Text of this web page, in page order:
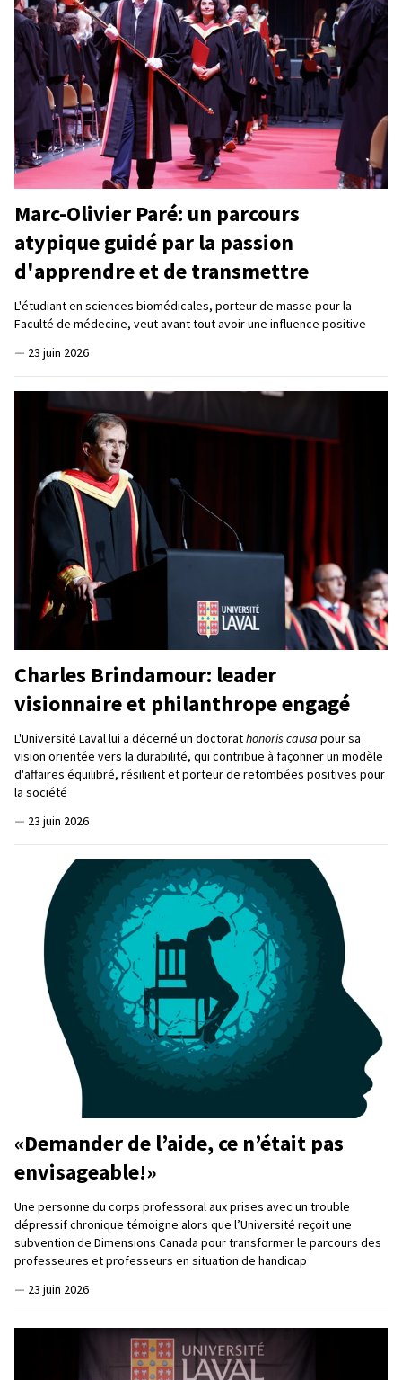
Marc-Olivier Paré: un parcours
atypique guidé par la passion
d'apprendre et de transmettre
L'étudiant en sciences biomédicales, porteur de masse pour la
Faculté de médecine, veut avant tout avoir une influence positive
— 23 juin 2026
Charles Brindamour: leader
visionnaire et philanthrope engagé
L'Université Laval lui a décerné un doctorathonoris causa pour sa
vision orientée vers la durabilité, qui contribue à façonner un modèle
d'affaires équilibré, résilient et porteur de retombées positives pour
la société
— 23 juin 2026
«Demander de l’aide, ce n’était pas
envisageable!»
Une personne du corps professoral aux prises avec un trouble
dépressif chronique témoigne alors que l’Université reçoit une
subvention de Dimensions Canada pour transformer le parcours des
professeures et professeurs en situation de handicap
— 23 juin 2026